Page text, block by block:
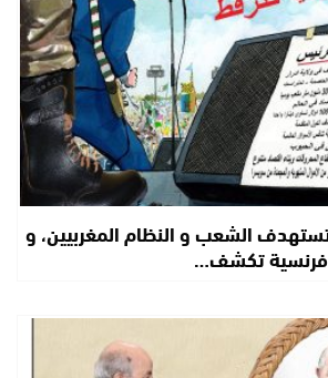
تستهدف الشعب و النظام المغربيين، و
فرنسية تكشف…